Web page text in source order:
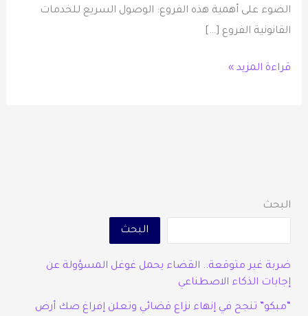
الضوء على أهمية هذه الفروع: الوصول السريع للخدمات
القانونية الفروع […]
قراءة المزيد »
البحث
البحث
ضربة غير متوقعة.. القضاء يحمل غوغل المسؤولة عن
إجابات الذكاء الاصطناعي
“مبكو” تنجح في إنهاء نزاع قضائي وتعلن إفراغ صك أرض